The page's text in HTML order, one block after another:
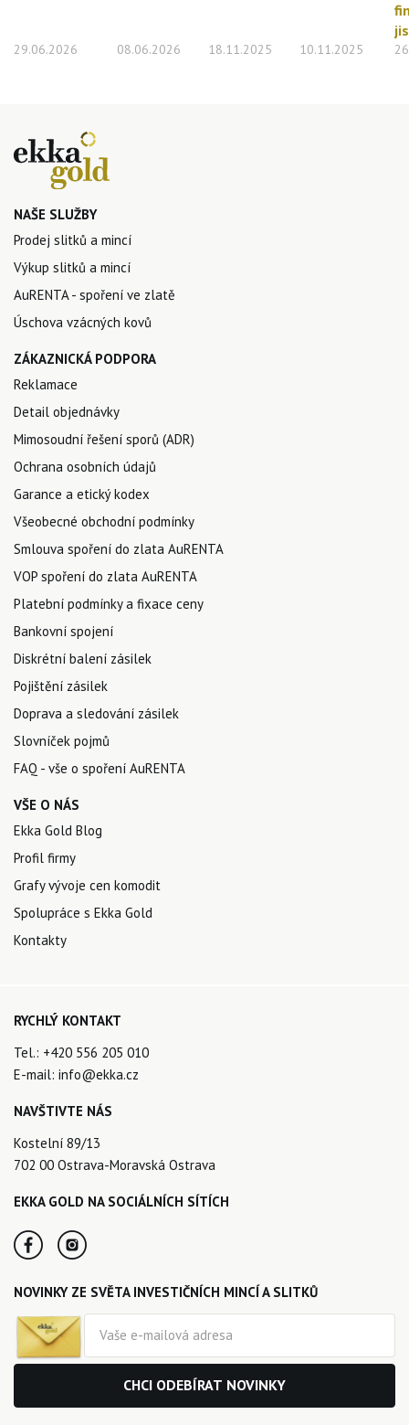
29.06.2026 08.06.2026 18.11.2025 10.11.2025
NAŠE SLUŽBY
Prodej slitků a mincí
Výkup slitků a mincí
AuRENTA - spoření ve zlatě
Úschova vzácných kovů
ZÁKAZNICKÁ PODPORA
Reklamace
Detail objednávky
Mimosoudní řešení sporů (ADR)
Ochrana osobních údajů
Garance a etický kodex
Všeobecné obchodní podmínky
Smlouva spoření do zlata AuRENTA
VOP spoření do zlata AuRENTA
Platební podmínky a fixace ceny
Bankovní spojení
Diskrétní balení zásilek
Pojištění zásilek
Doprava a sledování zásilek
Slovníček pojmů
FAQ - vše o spoření AuRENTA
VŠE O NÁS
Ekka Gold Blog
Profil firmy
Grafy vývoje cen komodit
Spolupráce s Ekka Gold
Kontakty
RYCHLÝ KONTAKT
Tel.: +420 556 205 010
E-mail: info@ekka.cz
NAVŠTIVTE NÁS
Kostelní 89/13
702 00 Ostrava-Moravská Ostrava
EKKA GOLD NA SOCIÁLNÍCH SÍTÍCH
NOVINKY ZE SVĚTA INVESTIČNÍCH MINCÍ A SLITKŮ
CHCI ODEBÍRAT NOVINKY